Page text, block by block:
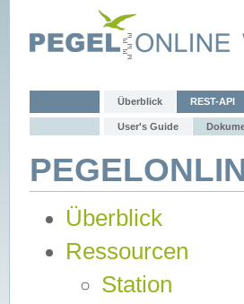
Überblick REST-API
User's Guide
Überblick
Ressourcen
Station